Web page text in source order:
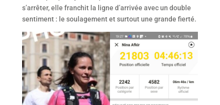
s’arrêter, elle franchit la ligne d’arrivée avec un double
sentiment : le soulagement et surtout une grande fierté.